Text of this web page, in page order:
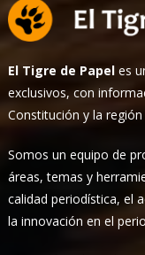
El Tigre de Papel es
exclusivos, con
Constitución y la
Somos un equipo de
áreas, temas y
calidad periodística, el
la innovación en el